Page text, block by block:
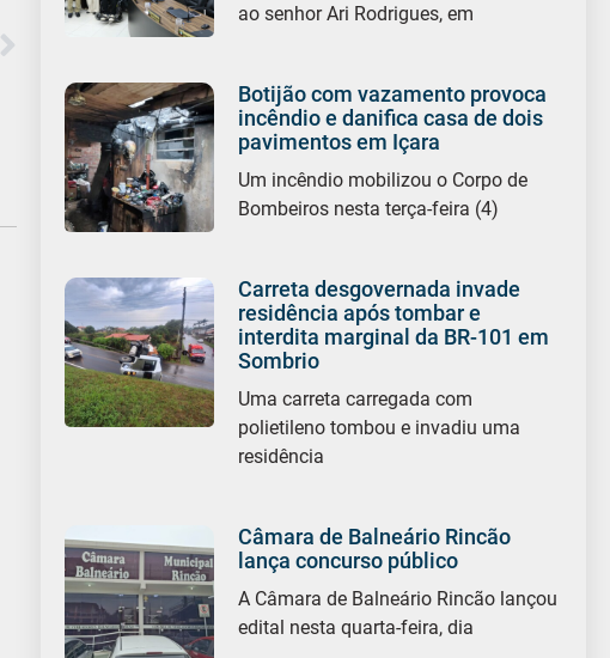
ao senhor Ari Rodrigues, em
Botijão com vazamento provoca
incêndio e danifica casa de dois
pavimentos em Içara
Um incêndio mobilizou o Corpo de
Bombeiros nesta terça-feira (4)
Carreta desgovernada invade
residência após tombar e
interdita marginal da BR-101 em
Sombrio
Uma carreta carregada com
polietileno tombou e invadiu uma
residência
Câmara de Balneário Rincão
lança concurso público
A Câmara de Balneário Rincão lançou
edital nesta quarta-feira, dia